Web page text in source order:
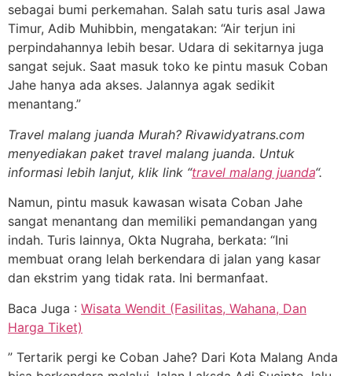
sebagai bumi perkemahan. Salah satu turis asal Jawa
Timur, Adib Muhibbin, mengatakan: “Air terjun ini
perpindahannya lebih besar. Udara di sekitarnya juga
sangat sejuk. Saat masuk toko ke pintu masuk Coban
Jahe hanya ada akses. Jalannya agak sedikit
menantang.”
Travel malang juanda Murah? Rivawidyatrans.com
menyediakan paket travel malang juanda. Untuk
informasi lebih lanjut, klik link “travel malang juanda“.
Namun, pintu masuk kawasan wisata Coban Jahe
sangat menantang dan memiliki pemandangan yang
indah. Turis lainnya, Okta Nugraha, berkata: “Ini
membuat orang lelah berkendara di jalan yang kasar
dan ekstrim yang tidak rata. Ini bermanfaat.
Baca Juga : Wisata Wendit (Fasilitas, Wahana, Dan
Harga Tiket)
” Tertarik pergi ke Coban Jahe? Dari Kota Malang Anda